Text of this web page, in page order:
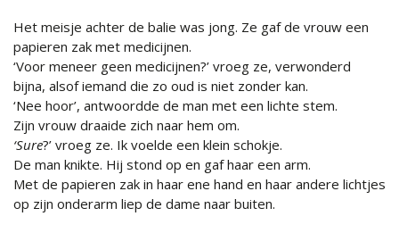
Het meisje achter de balie was jong. Ze gaf de vrouw een
papieren zak met medicijnen.
‘Voor meneer geen medicijnen?’ vroeg ze, verwonderd
bijna, alsof iemand die zo oud is niet zonder kan.
‘Nee hoor’, antwoordde de man met een lichte stem.
Zijn vrouw draaide zich naar hem om.
‘Sure?’ vroeg ze. Ik voelde een klein schokje.
De man knikte. Hij stond op en gaf haar een arm.
Met de papieren zak in haar ene hand en haar andere lichtjes
op zijn onderarm liep de dame naar buiten.